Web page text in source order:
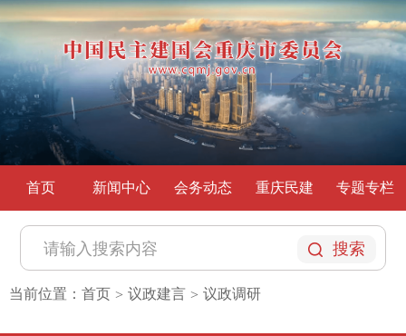
首页 新闻中心 会务动态 重庆民建 专题专栏
搜索
当前位置： 首页 > 议政建言 > 议政调研